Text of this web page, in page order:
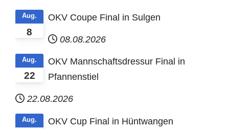
8
Aug. OKV Coupe Final in Sulgen
08.08.2026
22
Aug.
OKV Mannschaftsdressur Final in
Pfannenstiel
22.08.2026
Aug. OKV Cup Final in Hüntwangen